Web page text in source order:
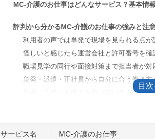
MC-介護のお仕事はどんなサービス？基本情
評判から分かるMC-介護のお仕事の強みと注
利用者の声では単発で現場を見られる点が
怪しいと感じたら運営会社と許可番号を確
職場見学の同行や面接対策まで担当者が対
単発・派遣・正社員から自分に合う働き方
単発・スポット求人が向いている人の特徴
サービス名 MC-介護のお仕事